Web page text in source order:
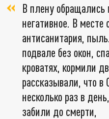
В плену обращались
негативное. В
антисанитария,
подвале без окон,
кроватях, кормили
рассказывали, что
несколько раз в
забили до смерти,